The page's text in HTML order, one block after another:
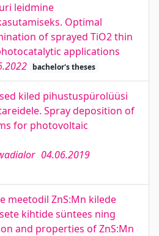
leidmine
Optimal
of sprayed TiO2 thin
applications
bachelor's theses
kiled pihustuspürolüüsi
Spray deposition of
for photovoltaic
04.06.2019
meetodil ZnS:Mn kilede
kihtide süntees ning
and properties of ZnS:Mn